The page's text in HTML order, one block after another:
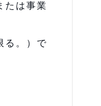
たは事業
る。）で